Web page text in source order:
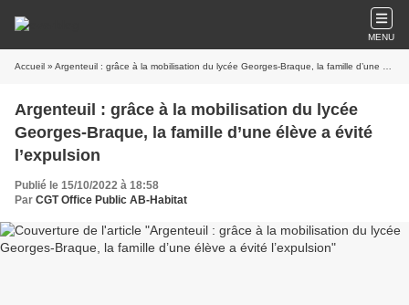
MENU
Accueil » Argenteuil : grâce à la mobilisation du lycée Georges-Braque, la famille d’une élève a évité l’expulsion
Argenteuil : grâce à la mobilisation du lycée
Georges-Braque, la famille d’une élève a évité
l’expulsion
Publié le 15/10/2022 à 18:58
Par CGT Office Public AB-Habitat